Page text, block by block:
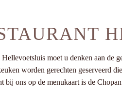
moet u denken aan de
worden gerechten geserveerd
bij ons op de menukaart is de